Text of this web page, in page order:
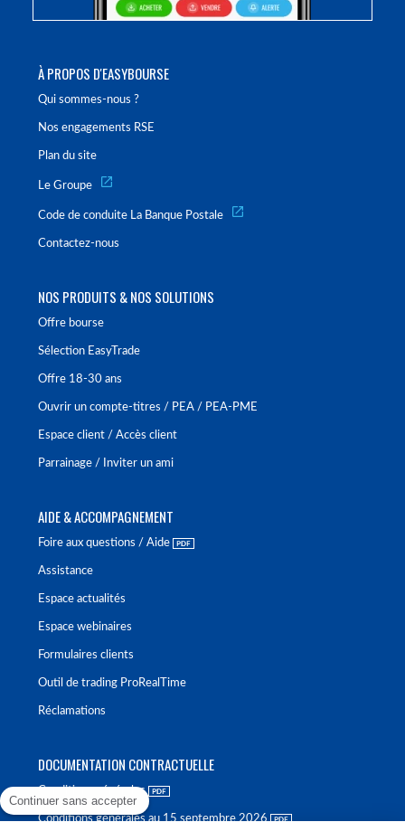
À PROPOS D'EASYBOURSE
Qui sommes-nous ?
Nos engagements RSE
Plan du site
Le Groupe
Code de conduite La Banque Postale
Contactez-nous
NOS PRODUITS & NOS SOLUTIONS
Offre bourse
Sélection EasyTrade
Offre 18-30 ans
Ouvrir un compte-titres / PEA / PEA-PME
Espace client / Accès client
Parrainage / Inviter un ami
AIDE & ACCOMPAGNEMENT
Foire aux questions / Aide
Assistance
Espace actualités
Espace webinaires
Formulaires clients
Outil de trading ProRealTime
Réclamations
DOCUMENTATION CONTRACTUELLE
Conditions générales
Conditions générales au 15 septembre 2026
Continuer sans accepter